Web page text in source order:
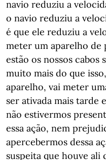
navio reduziu a
o navio reduziu a
é que ele reduziu a
meter um aparelho de
estão os nossos cabos
muito mais do que
aparelho, vai meter
ser ativada mais tarde
não estivermos
essa ação, nem
apercebermos dessa
suspeita que houve ali